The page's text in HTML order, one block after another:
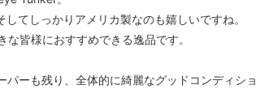
てしっかりアメリカ製なのも嬉しいですね。
皆様におすすめできる逸品です。
ーも残り、全体的に綺麗なグッドコンディショ